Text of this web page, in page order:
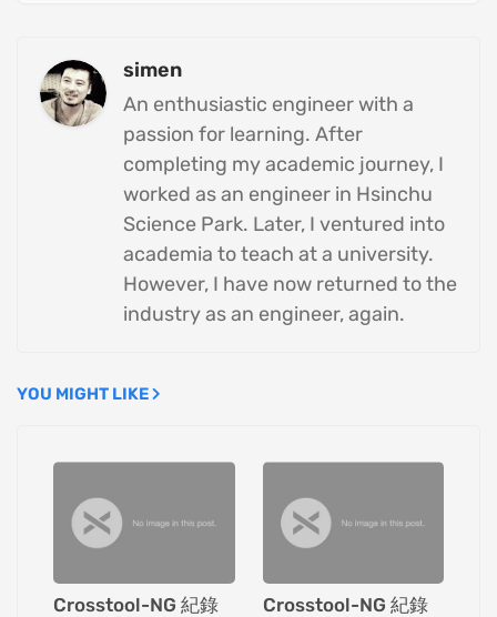
simen
An enthusiastic engineer with a
passion for learning. After
completing my academic journey, I
worked as an engineer in Hsinchu
Science Park. Later, I ventured into
academia to teach at a university.
However, I have now returned to the
industry as an engineer, again.
YOU MIGHT LIKE
Crosstool-NG 紀錄
Crosstool-NG 紀錄